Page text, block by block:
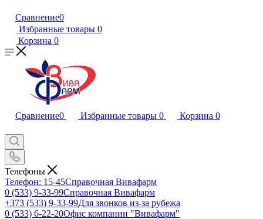
Сравнение0
Избранные товары 0
Корзина 0
Сравнение0 Избранные товары 0 Корзина 0
Телефоны
Телефон: 15-45Справочная Вивафарм
0 (533) 9-33-99Справочная Вивафарм
+373 (533) 9-33-99Для звонков из-за рубежа
0 (533) 6-22-20Офис компании "Вивафарм"